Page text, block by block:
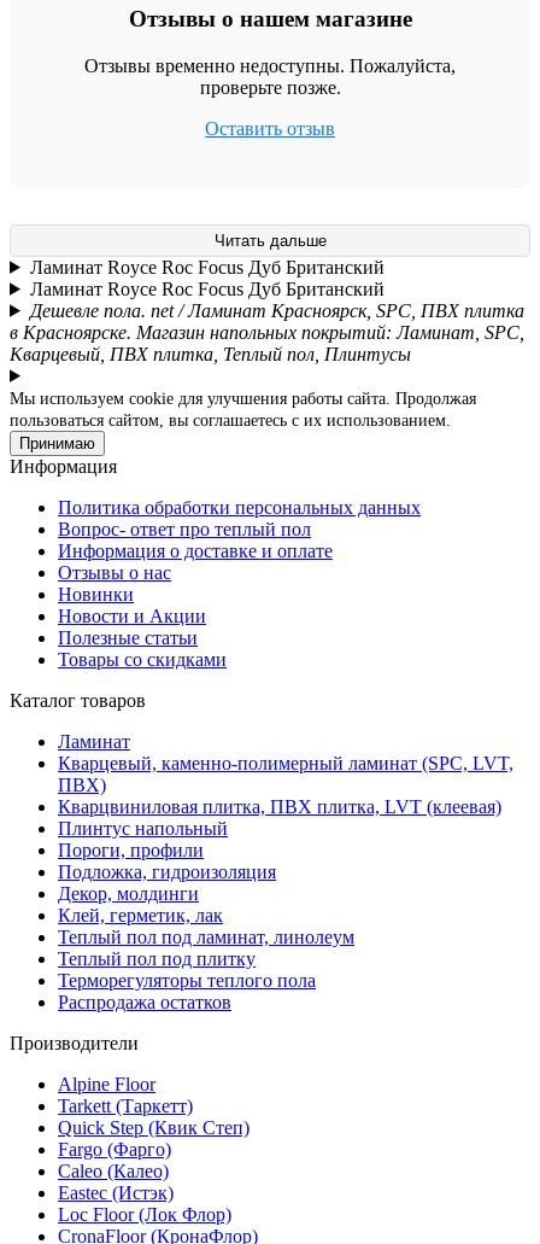
Отзывы о нашем магазине
Отзывы временно недоступны. Пожалуйста,
проверьте позже.
Оставить отзыв
Читать дальше
Ламинат Royce Roc Focus Дуб Британский
Ламинат Royce Roc Focus Дуб Британский
Дешевле пола. net / Ламинат Красноярск, SPC, ПВХ плитка
в Красноярске. Магазин напольных покрытий: Ламинат, SPC,
Кварцевый, ПВХ плитка, Теплый пол, Плинтусы
Мы используем cookie для улучшения работы сайта. Продолжая
пользоваться сайтом, вы соглашаетесь с их использованием.
Принимаю
Информация
Политика обработки персональных данных
Вопрос- ответ про теплый пол
Информация о доставке и оплате
Отзывы о нас
Новинки
Новости и Акции
Полезные статьи
Товары со скидками
Каталог товаров
Ламинат
Кварцевый, каменно-полимерный ламинат (SPC, LVT,
ПВХ)
Кварцвиниловая плитка, ПВХ плитка, LVT (клеевая)
Плинтус напольный
Пороги, профили
Подложка, гидроизоляция
Декор, молдинги
Клей, герметик, лак
Теплый пол под ламинат, линолеум
Теплый пол под плитку
Терморегуляторы теплого пола
Распродажа остатков
Производители
Alpine Floor
Tarkett (Таркетт)
Quick Step (Квик Степ)
Fargo (Фарго)
Caleo (Калео)
Eastec (Истэк)
Loc Floor (Лок Флор)
CronaFloor (КронаФлор)